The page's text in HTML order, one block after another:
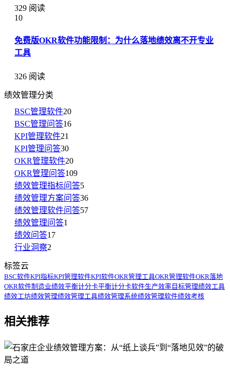
329 阅读
10
免费版OKR软件功能限制：为什么落地绩效离不开专业
工具
326 阅读
绩效管理分类
BSC管理软件20
BSC管理问答16
KPI管理软件21
KPI管理问答30
OKR管理软件20
OKR管理问答109
绩效管理指标问答5
绩效管理方案问答36
绩效管理软件问答57
绩效管理问答1
绩效问答17
行业洞察2
标签云
BSC软件KPI指标KPI管理软件KPI软件OKR管理工具OKR管理软件OKR落地
OKR软件制造业绩效平衡计分卡平衡计分卡软件生产效率目标管理绩效工具
绩效工坊绩效管理绩效管理工具绩效管理系统绩效管理软件绩效考核
相关推荐